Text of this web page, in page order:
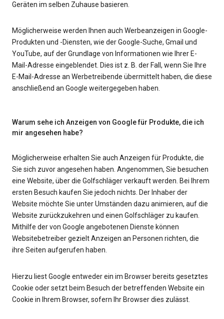
Geräten im selben Zuhause basieren.
Möglicherweise werden Ihnen auch Werbeanzeigen in Google-
Produkten und -Diensten, wie der Google-Suche, Gmail und
YouTube, auf der Grundlage von Informationen wie Ihrer E-
Mail-Adresse eingeblendet. Dies ist z. B. der Fall, wenn Sie Ihre
E-Mail-Adresse an Werbetreibende übermittelt haben, die diese
anschließend an Google weitergegeben haben.
Warum sehe ich Anzeigen von Google für Produkte, die ich
mir angesehen habe?
Möglicherweise erhalten Sie auch Anzeigen für Produkte, die
Sie sich zuvor angesehen haben. Angenommen, Sie besuchen
eine Website, über die Golfschläger verkauft werden. Bei Ihrem
ersten Besuch kaufen Sie jedoch nichts. Der Inhaber der
Website möchte Sie unter Umständen dazu animieren, auf die
Website zurückzukehren und einen Golfschläger zu kaufen.
Mithilfe der von Google angebotenen Dienste können
Websitebetreiber gezielt Anzeigen an Personen richten, die
ihre Seiten aufgerufen haben.
Hierzu liest Google entweder ein im Browser bereits gesetztes
Cookie oder setzt beim Besuch der betreffenden Website ein
Cookie in Ihrem Browser, sofern Ihr Browser dies zulässt.